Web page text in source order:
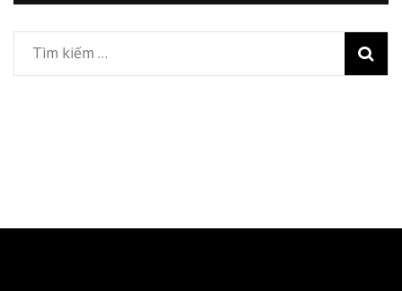
Tìm
kiếm